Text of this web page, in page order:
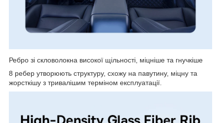
Ребро зі скловолокна високої щільності, міцніше та гнучкіше
8 ребер утворюють структуру, схожу на павутину, міцну та
жорсткішу з тривалішим терміном експлуатації.